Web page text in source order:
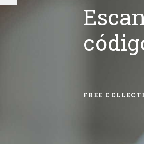
FREE